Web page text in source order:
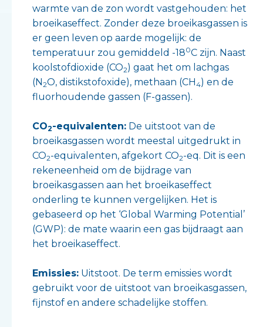
warmte van de zon wordt vastgehouden: het
broeikaseffect. Zonder deze broeikasgassen is
er geen leven op aarde mogelijk: de
temperatuur zou gemiddeld -180C zijn. Naast
koolstofdioxide (CO2) gaat het om lachgas
(N2O, distikstofoxide), methaan (CH4) en de
fluorhoudende gassen (F-gassen).
CO2-equivalenten: De uitstoot van de
broeikasgassen wordt meestal uitgedrukt in
CO2-equivalenten, afgekort CO2-eq. Dit is een
rekeneenheid om de bijdrage van
broeikasgassen aan het broeikaseffect
onderling te kunnen vergelijken. Het is
gebaseerd op het ‘Global Warming Potential’
(GWP): de mate waarin een gas bijdraagt aan
het broeikaseffect.
Emissies: Uitstoot. De term emissies wordt
gebruikt voor de uitstoot van broeikasgassen,
fijnstof en andere schadelijke stoffen.